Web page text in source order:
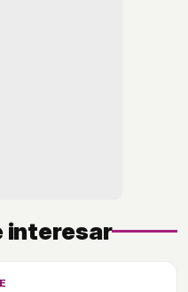
interesar